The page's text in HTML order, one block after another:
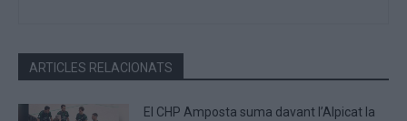
ARTICLES RELACIONATS
El CHP Amposta suma davant l’Alpicat la